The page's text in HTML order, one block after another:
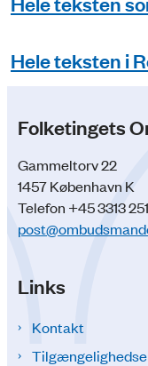
Hele teksten i
Folketingets
Gammeltorv 22
1457 København K
Telefon +45 3313
Links
Kontakt